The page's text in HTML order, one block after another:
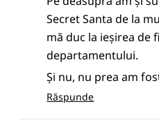
Secret Santa de la
mă duc la ieșirea de
departamentului.
Și nu, nu prea am
Răspunde